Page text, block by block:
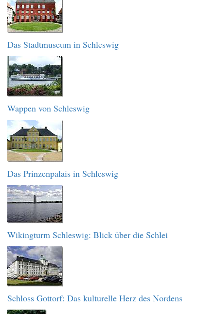
Das Stadtmuseum in Schleswig
Wappen von Schleswig
Das Prinzenpalais in Schleswig
Wikingturm Schleswig: Blick über die Schlei
Schloss Gottorf: Das kulturelle Herz des Nordens